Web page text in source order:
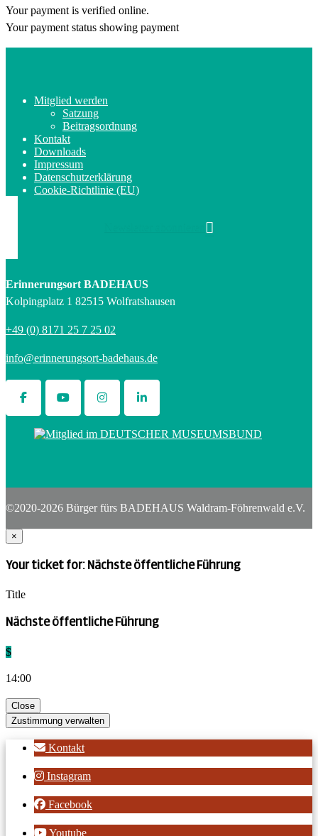
Your payment is verified online.
Your payment status showing payment
Mitglied werden
Satzung
Beitragsordnung
Kontakt
Downloads
Impressum
Datenschutzerklärung
Cookie-Richtlinie (EU)
Erinnerungsort BADEHAUS
Kolpingplatz 1 82515 Wolfratshausen
+49 (0) 8171 25 7 25 02
info@erinnerungsort-badehaus.de
©2020-2026 Bürger fürs BADEHAUS Waldram-Föhrenwald e.V.
×
Your ticket for: Nächste öffentliche Führung
Title
Nächste öffentliche Führung
$
14:00
Close
Zustimmung verwalten
Kontakt
Instagram
Facebook
Youtube